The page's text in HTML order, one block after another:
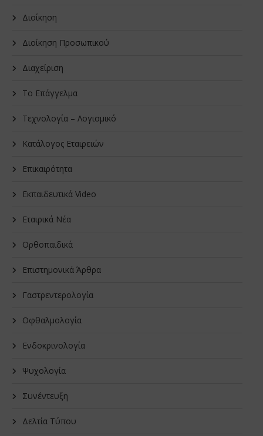
Διοίκηση
Διοίκηση Προσωπικού
Διαχείριση
Το Επάγγελμα
Τεχνολογία – Λογισμικό
Κατάλογος Εταιρειών
Επικαιρότητα
Εκπαιδευτικά Video
Εταιρικά Νέα
Oρθοπαιδικά
Επιστημονικά Άρθρα
Γαστρεντερολογία
Οφθαλμολογία
Ενδοκρινολογία
Ψυχολογία
Συνέντευξη
Δελτία Τύπου